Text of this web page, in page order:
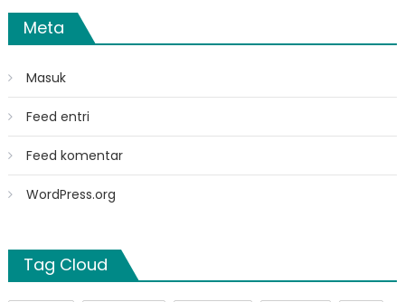
Meta
Masuk
Feed entri
Feed komentar
WordPress.org
Tag Cloud